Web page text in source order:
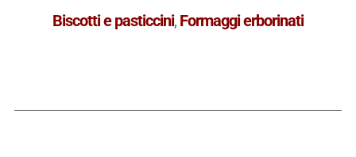
Biscotti e pasticcini, Formaggi erborinati